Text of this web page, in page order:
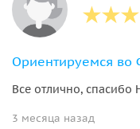
Все отлично, спасибо
3 месяца назад